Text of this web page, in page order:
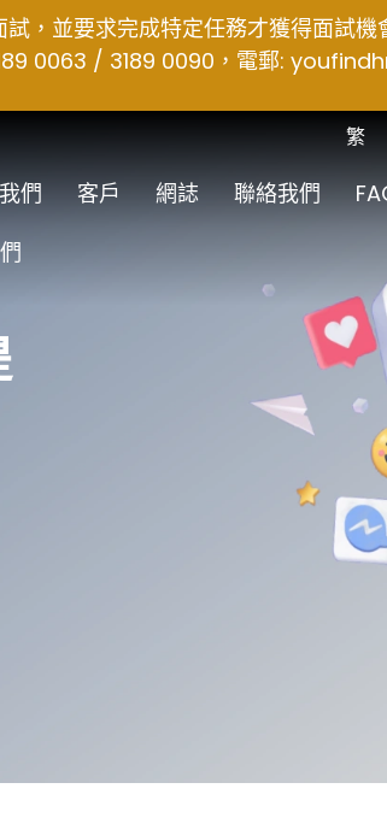
，並要求完成特定任務才獲得面試
0063 / 3189 0090，電郵:
繁
們 客戶 網誌 聯絡我們